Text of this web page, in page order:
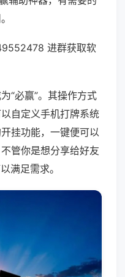
进群获取软
“必赢”。其操作方式
自定义手机打牌系统
挂功能，一键便可以
管你是想分享给好友
满足需求。